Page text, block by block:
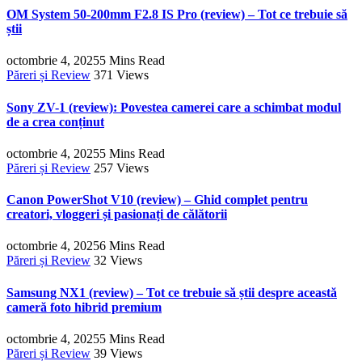
OM System 50-200mm F2.8 IS Pro (review) – Tot ce trebuie să
știi
octombrie 4, 20255 Mins Read
Păreri și Review 371 Views
Sony ZV-1 (review): Povestea camerei care a schimbat modul
de a crea conținut
octombrie 4, 20255 Mins Read
Păreri și Review 257 Views
Canon PowerShot V10 (review) – Ghid complet pentru
creatori, vloggeri și pasionați de călătorii
octombrie 4, 20256 Mins Read
Păreri și Review 32 Views
Samsung NX1 (review) – Tot ce trebuie să știi despre această
cameră foto hibrid premium
octombrie 4, 20255 Mins Read
Păreri și Review 39 Views